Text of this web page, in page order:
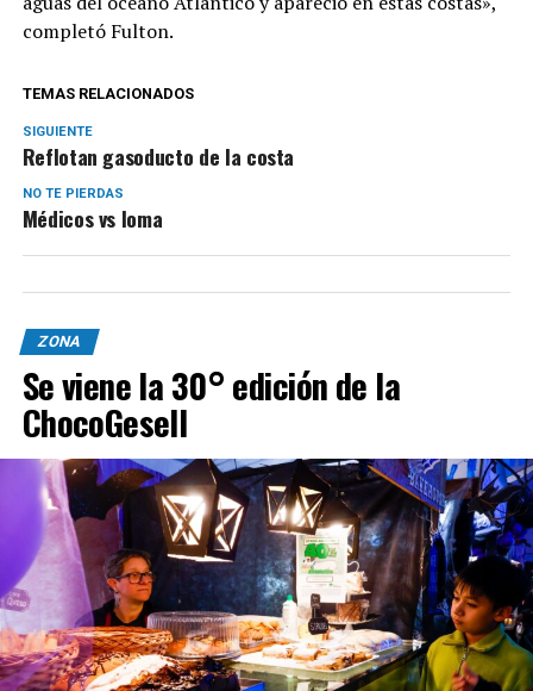
completó Fulton.
TEMAS RELACIONADOS
SIGUIENTE
Reflotan gasoducto de la costa
NO TE PIERDAS
Médicos vs Ioma
ZONA
Se viene la 30° edición de la
ChocoGesell